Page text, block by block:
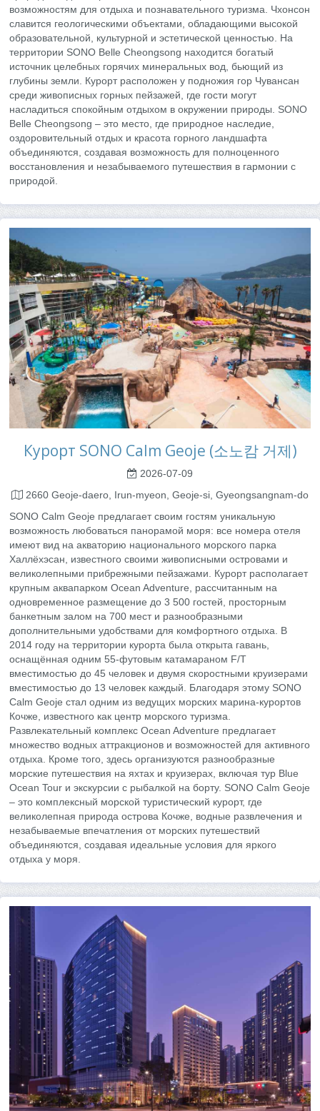
возможностям для отдыха и познавательного туризма. Чхонсон
славится геологическими объектами, обладающими высокой
образовательной, культурной и эстетической ценностью. На
территории SONO Belle Cheongsong находится богатый
источник целебных горячих минеральных вод, бьющий из
глубины земли. Курорт расположен у подножия гор Чувансан
среди живописных горных пейзажей, где гости могут
насладиться спокойным отдыхом в окружении природы. SONO
Belle Cheongsong – это место, где природное наследие,
оздоровительный отдых и красота горного ландшафта
объединяются, создавая возможность для полноценного
восстановления и незабываемого путешествия в гармонии с
природой.
Курорт SONO Calm Geoje (소노캄 거제)
2026-07-09
2660 Geoje-daero, Irun-myeon, Geoje-si, Gyeongsangnam-do
SONO Calm Geoje предлагает своим гостям уникальную
возможность любоваться панорамой моря: все номера отеля
имеют вид на акваторию национального морского парка
Халлёхэсан, известного своими живописными островами и
великолепными прибрежными пейзажами. Курорт располагает
крупным аквапарком Ocean Adventure, рассчитанным на
одновременное размещение до 3 500 гостей, просторным
банкетным залом на 700 мест и разнообразными
дополнительными удобствами для комфортного отдыха. В
2014 году на территории курорта была открыта гавань,
оснащённая одним 55-футовым катамараном F/T
вместимостью до 45 человек и двумя скоростными круизерами
вместимостью до 13 человек каждый. Благодаря этому SONO
Calm Geoje стал одним из ведущих морских марина-курортов
Кочже, известного как центр морского туризма.
Развлекательный комплекс Ocean Adventure предлагает
множество водных аттракционов и возможностей для активного
отдыха. Кроме того, здесь организуются разнообразные
морские путешествия на яхтах и круизерах, включая тур Blue
Ocean Tour и экскурсии с рыбалкой на борту. SONO Calm Geoje
– это комплексный морской туристический курорт, где
великолепная природа острова Кочже, водные развлечения и
незабываемые впечатления от морских путешествий
объединяются, создавая идеальные условия для яркого
отдыха у моря.